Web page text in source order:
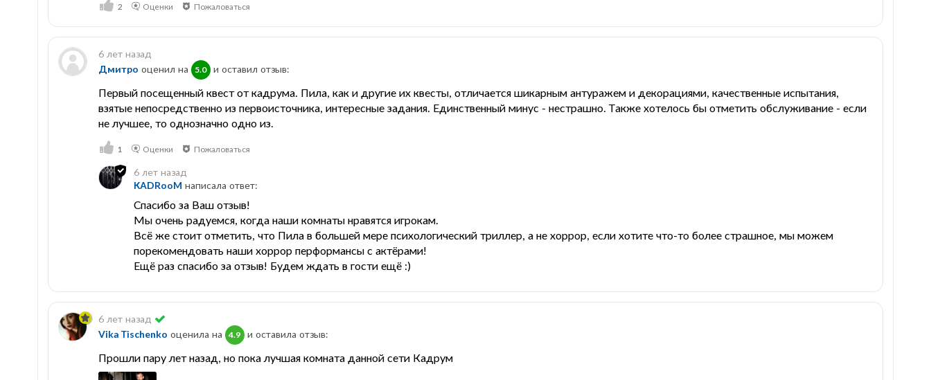
2 Оценки Пожаловаться
6 лет назад
Дмитро оценил на 5.0 и оставил отзыв:
Первый посещенный квест от кадрума. Пила, как и другие их квесты, отличается шикарным антуражем и декорациями, качественные испытания,
взятые непосредственно из первоисточника, интересные задания. Единственный минус - нестрашно. Также хотелось бы отметить обслуживание - если
не лучшее, то однозначно одно из.
1 Оценки Пожаловаться
6 лет назад
KADRooM написала ответ:
Спасибо за Ваш отзыв!
Мы очень радуемся, когда наши комнаты нравятся игрокам.
Всё же стоит отметить, что Пила в большей мере психологический триллер, а не хоррор, если хотите что-то более страшное, мы можем
порекомендовать наши хоррор перформансы с актёрами!
Ещё раз спасибо за отзыв! Будем ждать в гости ещё :)
6 лет назад
Vika Tischenko оценила на 4.9 и оставила отзыв:
Прошли пару лет назад, но пока лучшая комната данной сети Кадрум